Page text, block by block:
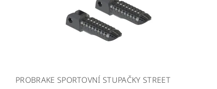
PROBRAKE SPORTOVNÍ STUPAČKY STREET